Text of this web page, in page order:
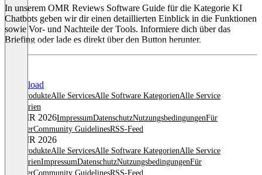
KI Chatbots
In unserem OMR Reviews Software Guide für die Kategorie KI
Chatbots geben wir dir einen detaillierten Einblick in die Funktionen
sowie Vor- und Nachteile der Tools. Informiere dich über das
Briefing oder lade es direkt über den Button herunter.
Download
Alle ProdukteAlle ServicesAlle Software KategorienAlle Service
Kategorien
© OMR 2026ImpressumDatenschutzNutzungsbedingungenFür
AnbieterCommunity GuidelinesRSS-Feed
© OMR 2026
Alle ProdukteAlle ServicesAlle Software KategorienAlle Service
KategorienImpressumDatenschutzNutzungsbedingungenFür
AnbieterCommunity GuidelinesRSS-Feed